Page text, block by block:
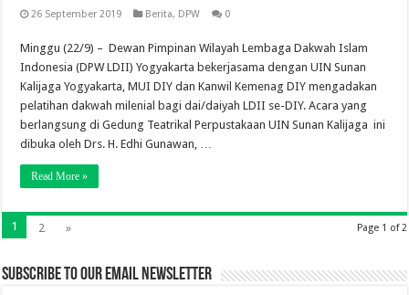
26 September 2019 Berita, DPW 0
Minggu (22/9) – Dewan Pimpinan Wilayah Lembaga Dakwah Islam
Indonesia (DPW LDII) Yogyakarta bekerjasama dengan UIN Sunan
Kalijaga Yogyakarta, MUI DIY dan Kanwil Kemenag DIY mengadakan
pelatihan dakwah milenial bagi dai/daiyah LDII se-DIY. Acara yang
berlangsung di Gedung Teatrikal Perpustakaan UIN Sunan Kalijaga ini
dibuka oleh Drs. H. Edhi Gunawan, …
Read More »
Page 1 of 2
1 2 »
Subscribe to our email newsletter